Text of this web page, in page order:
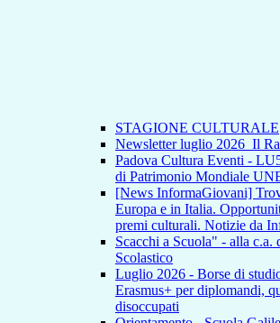
STAGIONE CULTURALE
Newsletter luglio 2026_Il
Padova Cultura Eventi -
di Patrimonio Mondiale
[News InformaGiovani]
Europa e in Italia.
premi culturali. Notizie da
Scacchi a Scuola" - alla c.a.
Scolastico
Luglio 2026 - Borse di
Erasmus+ per diplomandi,
disoccupati